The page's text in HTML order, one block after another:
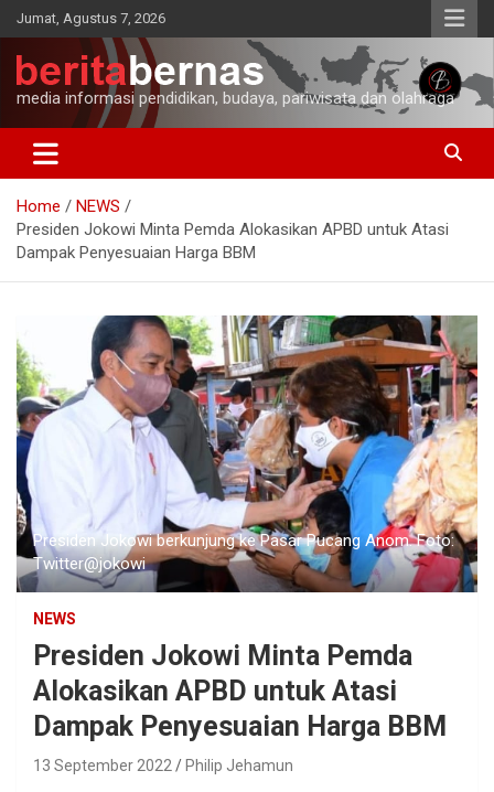
Skip
to
content
Jumat, Agustus 7, 2026
media informasi pendidikan, budaya, pariwisata dan olahraga
Home
NEWS
Presiden Jokowi Minta Pemda Alokasikan APBD untuk Atasi
Dampak Penyesuaian Harga BBM
Presiden Jokowi berkunjung ke Pasar Pucang Anom. Foto:
Twitter@jokowi
NEWS
Presiden Jokowi Minta Pemda
Alokasikan APBD untuk Atasi
Dampak Penyesuaian Harga BBM
13 September 2022 Philip Jehamun